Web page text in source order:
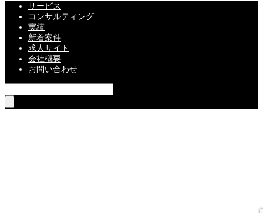
サービス
コンサルティング
実績
新着案件
求人サイト
会社概要
お問い合わせ